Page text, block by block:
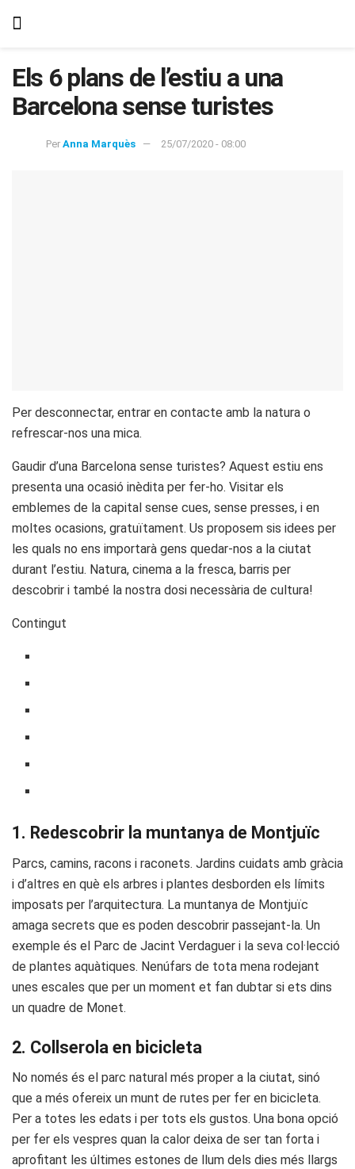
Els 6 plans de l’estiu a una
Barcelona sense turistes
Per Anna Marquès 25/07/2020 - 08:00
Per desconnectar, entrar en contacte amb la natura o
refrescar-nos una mica.
Gaudir d’una Barcelona sense turistes? Aquest estiu ens
presenta una ocasió inèdita per fer-ho. Visitar els
emblemes de la capital sense cues, sense presses, i en
moltes ocasions, gratuïtament. Us proposem sis idees per
les quals no ens importarà gens quedar-nos a la ciutat
durant l’estiu. Natura, cinema a la fresca, barris per
descobrir i també la nostra dosi necessària de cultura!
Contingut
1. Redescobrir la muntanya de Montjuïc
Parcs, camins, racons i raconets. Jardins cuidats amb gràcia
i d’altres en què els arbres i plantes desborden els límits
imposats per l’arquitectura. La muntanya de Montjuïc
amaga secrets que es poden descobrir passejant-la. Un
exemple és el Parc de Jacint Verdaguer i la seva col·lecció
de plantes aquàtiques. Nenúfars de tota mena rodejant
unes escales que per un moment et fan dubtar si ets dins
un quadre de Monet.
2. Collserola en bicicleta
No només és el parc natural més proper a la ciutat, sinó
que a més ofereix un munt de rutes per fer en bicicleta.
Per a totes les edats i per tots els gustos. Una bona opció
per fer els vespres quan la calor deixa de ser tan forta i
aprofitant les últimes estones de llum dels dies més llargs